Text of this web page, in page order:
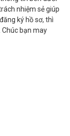
nhiệm sẻ giúp
ký hồ sơ, thì
bạn may